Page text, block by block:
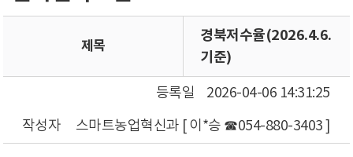
제목
경북저수율(2026.4.6.
기준)
등록일
2026-04-06 14:31:25
작성자
스마트농업혁신과 [ 이*승 ☎054-880-3403 ]